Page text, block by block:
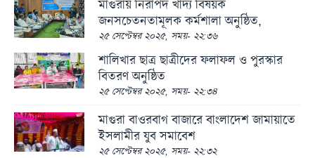
রূপচর্চা
রসনাবিলাস
সম্পর্ক
ইয়োগা
ফিচার
মাগুরায় নিরাপদ খাদ্য বিষয়ক
জনসচেতনতামূলক কর্মশালা অনুষ্ঠিত,
২৫ সেপ্টেম্বর ২০২৫, সময়- ২২:৩৬
শালিখার ছাত্র ছাত্রীদের ফলাফল ও পুরস্কার
বিতরণ অনুষ্ঠিত
২৫ সেপ্টেম্বর ২০২৫, সময়- ২২:৩৪
মাগুরা বাওরবাগ বাজারে বাংলাদেশ জামায়াতে
ইসলামীর যুব সমাবেশ
২৫ সেপ্টেম্বর ২০২৫, সময়- ২২:৩২